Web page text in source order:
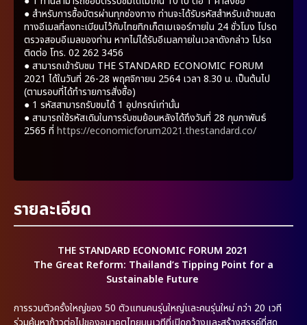
●สำหรับการซื้อบัตรผ่านทุกช่องทาง ท่านจะได้รับรหัสสำหรับเข้าชมสด
ทางอีเมลที่ลงทะเบียนไว้กับไทยทิกเก็ตเมเจอร์ภายใน 24 ชั่วโมง โปรด
ตรวจสอบอีเมลของท่าน หากไม่ได้รับอีเมลภายในเวลาดังกล่าว โปรด
ติดต่อ โทร. 02 262 3456
●สามารถเข้ารับชม THE STANDARD ECONOMIC FORUM
2021 ได้ในวันที่ 26-28 พฤศจิกายน 2564 เวลา 8.30 น. เป็นต้นไป
(ตามรอบที่ได้ทำรายการสั่งซื้อ)
● 1 รหัสสามารถรับชมได้ 1 อุปกรณ์เท่านั้น
●สามารถใช้รหัสเดิมในการรับชมย้อนหลังได้ถึงวันที่ 28 กุมภาพันธ์
2565 ที่ https://economicforum2021.thestandard.co/
รายละเอียด
THE STANDARD ECONOMIC FORUM 2021
The Great Reform: Thailand’s Tipping Point for a
Sustainable Future
การรวมตัวครั้งใหญ่ของ 50 ตัวแทนคนรุ่นใหญ่และคนรุ่นใหม่ กว่า 20 เวที